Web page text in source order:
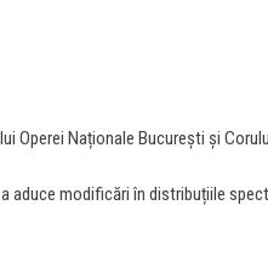
Operei Naționale București și
aduce modificări în distribuțiile